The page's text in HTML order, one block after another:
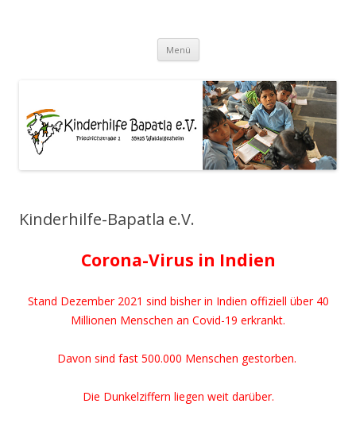
Menü Zum
springen
Kinderhilfe-Bapatla e.V.
Corona-Virus in Indien
Stand Dezember 2021 sind bisher in Indien offiziell über 40
Millionen Menschen an Covid-19 erkrankt.
Davon sind fast 500.000 Menschen gestorben.
Die Dunkelziffern liegen weit darüber.